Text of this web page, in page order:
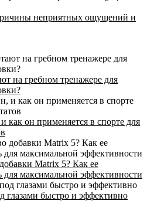
неприятных ощущений и
на гребном тренажере для
как он применяется в спорте для
Matrix 5? Как ее
максимальной эффективности
глазами быстро и эффективно